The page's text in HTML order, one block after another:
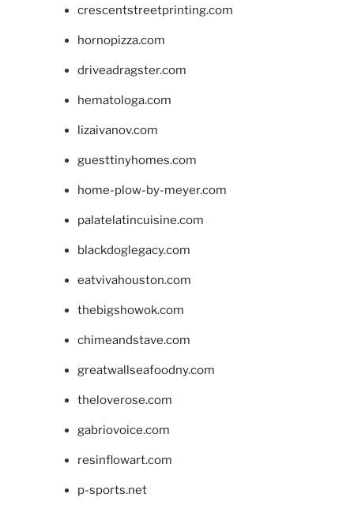
crescentstreetprinting.com
hornopizza.com
driveadragster.com
hematologa.com
lizaivanov.com
guesttinyhomes.com
home-plow-by-meyer.com
palatelatincuisine.com
blackdoglegacy.com
eatvivahouston.com
thebigshowok.com
chimeandstave.com
greatwallseafoodny.com
theloverose.com
gabriovoice.com
resinflowart.com
p-sports.net